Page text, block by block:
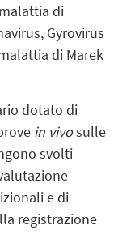
di
Gyrovirus
di Marek
dotato di
in vivosulle
svolti
e di
registrazione